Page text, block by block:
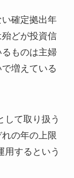
確定拠出年
どが投資信
ものは主婦
増えている
して取り扱う
の年の上限
用するという